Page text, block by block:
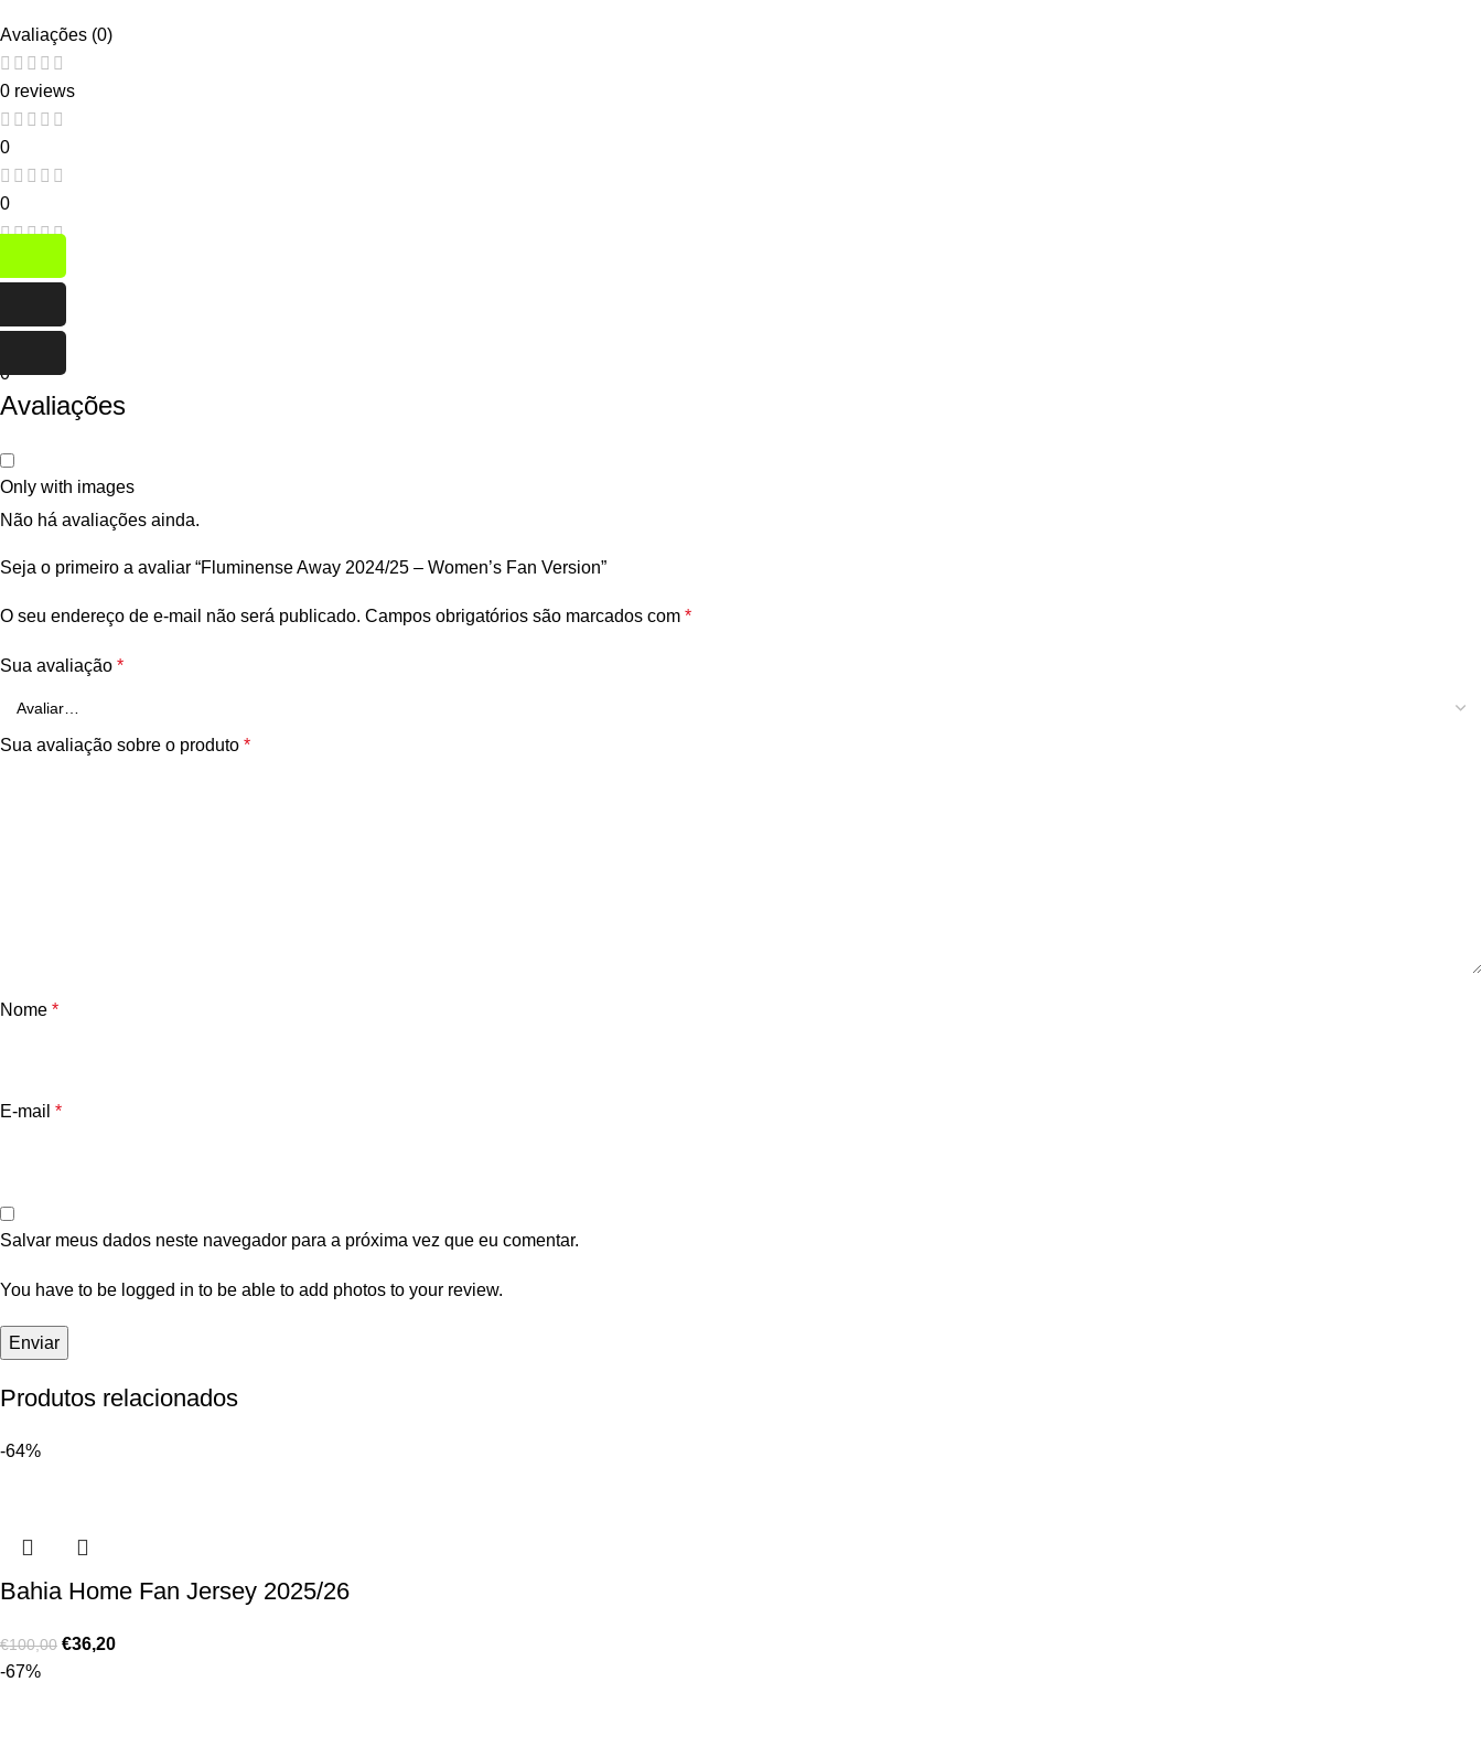
Avaliações (0)
0 reviews
0
0
0
Avaliações
Only with images
Não há avaliações ainda.
Seja o primeiro a avaliar “Fluminense Away 2024/25 – Women’s Fan Version”
O seu endereço de e-mail não será publicado. Campos obrigatórios são marcados com *
Sua avaliação *
Sua avaliação sobre o produto *
Nome *
E-mail *
Salvar meus dados neste navegador para a próxima vez que eu comentar.
You have to be logged in to be able to add photos to your review.
Produtos relacionados
-64%
Bahia Home Fan Jersey 2025/26
€100,00 €36,20
-67%